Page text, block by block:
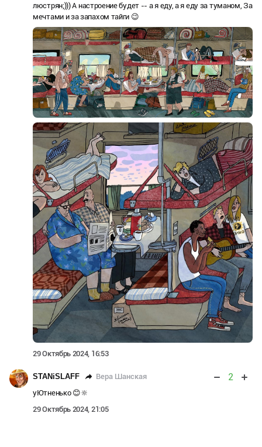
люстрян;))) А настроение будет -- а я еду, а я еду за туманом, За
мечтами и за запахом тайги 😉
29 Октябрь 2024, 16:53
STANiSLAFF Вера Шанская 2
уЮтненько 😊🔆
29 Октябрь 2024, 21:05